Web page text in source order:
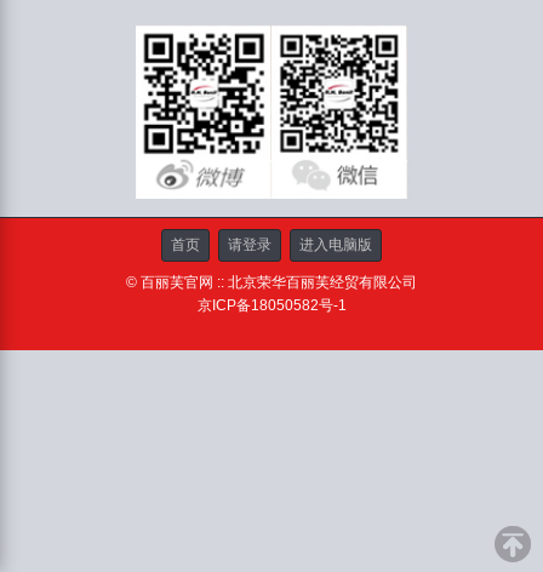
首页 请登录 进入电脑版
© 百丽芙官网 :: 北京荣华百丽芙经贸有限公司
京ICP备18050582号-1